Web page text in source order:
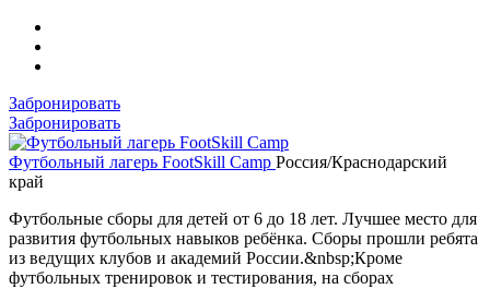
Забронировать
Забронировать
Футбольный лагерь FootSkill Camp Россия/Краснодарский
край
Футбольные сборы для детей от 6 до 18 лет. Лучшее место для
развития футбольных навыков ребёнка. Сборы прошли ребята
из ведущих клубов и академий России.&nbsp;Кроме
футбольных тренировок и тестирования, на сборах